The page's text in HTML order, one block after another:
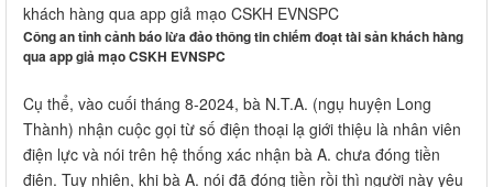
khách hàng qua app giả mạo CSKH EVNSPC
Công an tỉnh cảnh báo lừa đảo thông tin chiếm đoạt tài sản khách hàng
qua app giả mạo CSKH EVNSPC
Cụ thể, vào cuối tháng 8-2024, bà N.T.A. (ngụ huyện Long
Thành) nhận cuộc gọi từ số điện thoại lạ giới thiệu là nhân viên
điện lực và nói trên hệ thống xác nhận bà A. chưa đóng tiền
điện. Tuy nhiên, khi bà A. nói đã đóng tiền rồi thì người này yêu